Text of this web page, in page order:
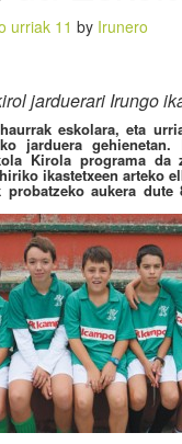
urriak 11 by Irunero
jarduerari Irungo
eskolara, eta
jarduera gehienetan.
Kirola programa da
ikastetxeen arteko
aukera dute